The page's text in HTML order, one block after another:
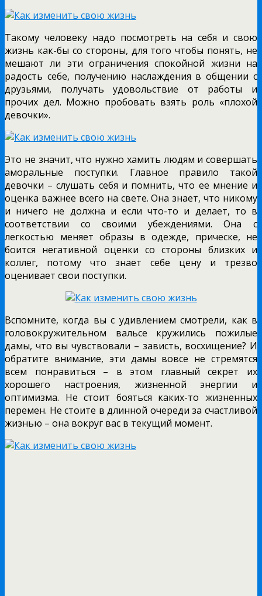
Такому человеку надо посмотреть на себя и свою
жизнь как-бы со стороны, для того чтобы понять, не
мешают ли эти ограничения спокойной жизни на
радость себе, получению наслаждения в общении с
друзьями, получать удовольствие от работы и
прочих дел. Можно пробовать взять роль «плохой
девочки».
Это не значит, что нужно хамить людям и совершать
аморальные поступки. Главное правило такой
девочки – слушать себя и помнить, что ее мнение и
оценка важнее всего на свете. Она знает, что никому
и ничего не должна и если что-то и делает, то в
соответствии со своими убеждениями. Она с
легкостью меняет образы в одежде, прическе, не
боится негативной оценки со стороны близких и
коллег, потому что знает себе цену и трезво
оценивает свои поступки.
Вспомните, когда вы с удивлением смотрели, как в
головокружительном вальсе кружились пожилые
дамы, что вы чувствовали – зависть, восхищение? И
обратите внимание, эти дамы вовсе не стремятся
всем понравиться – в этом главный секрет их
хорошего настроения, жизненной энергии и
оптимизма. Не стоит бояться каких-то жизненных
перемен. Не стоите в длинной очереди за счастливой
жизнью – она вокруг вас в текущий момент.